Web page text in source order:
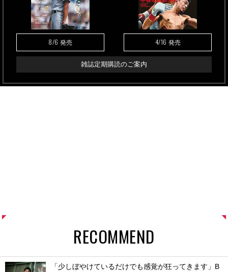
8/6 発売 4/16 発売
雑誌定期購読のご案内
RECOMMEND
「少しぼやけているだけでも感覚が狂ってきます」B